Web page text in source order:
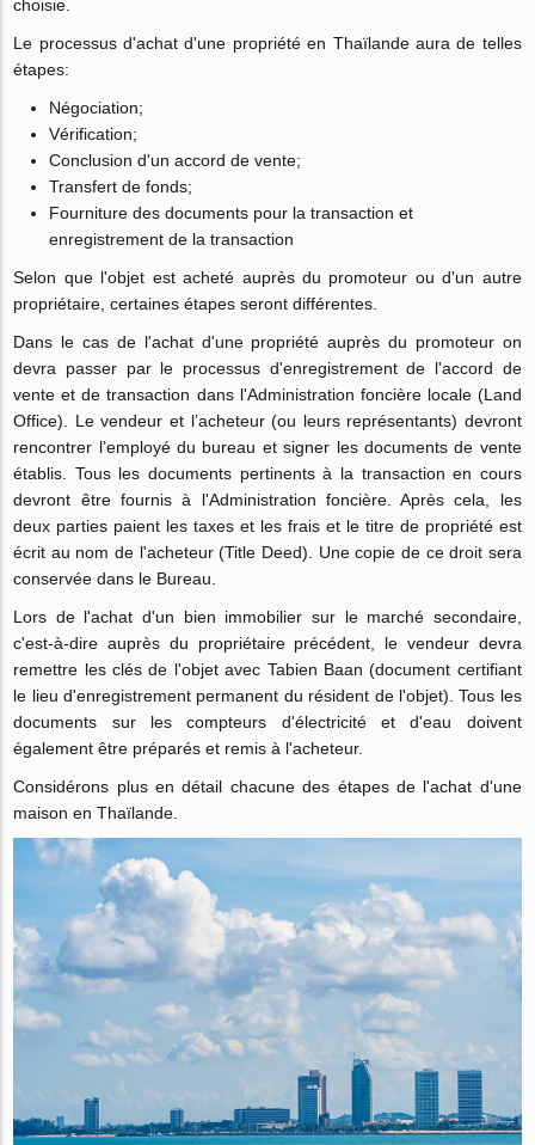
choisie.
Le processus d'achat d'une propriété en Thaïlande aura de telles
étapes:
Négociation;
Vérification;
Conclusion d'un accord de vente;
Transfert de fonds;
Fourniture des documents pour la transaction et
enregistrement de la transaction
Selon que l'objet est acheté auprès du promoteur ou d'un autre
propriétaire, certaines étapes seront différentes.
Dans le cas de l'achat d'une propriété auprès du promoteur on
devra passer par le processus d'enregistrement de l'accord de
vente et de transaction dans l'Administration foncière locale (Land
Office). Le vendeur et l’acheteur (ou leurs représentants) devront
rencontrer l’employé du bureau et signer les documents de vente
établis. Tous les documents pertinents à la transaction en cours
devront être fournis à l'Administration foncière. Après cela, les
deux parties paient les taxes et les frais et le titre de propriété est
écrit au nom de l'acheteur (Title Deed). Une copie de ce droit sera
conservée dans le Bureau.
Lors de l'achat d'un bien immobilier sur le marché secondaire,
c'est-à-dire auprès du propriétaire précédent, le vendeur devra
remettre les clés de l'objet avec Tabien Baan (document certifiant
le lieu d'enregistrement permanent du résident de l'objet). Tous les
documents sur les compteurs d'électricité et d'eau doivent
également être préparés et remis à l'acheteur.
Considérons plus en détail chacune des étapes de l'achat d'une
maison en Thaïlande.